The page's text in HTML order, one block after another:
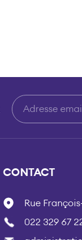
CONTACT
Rue
022 329 67